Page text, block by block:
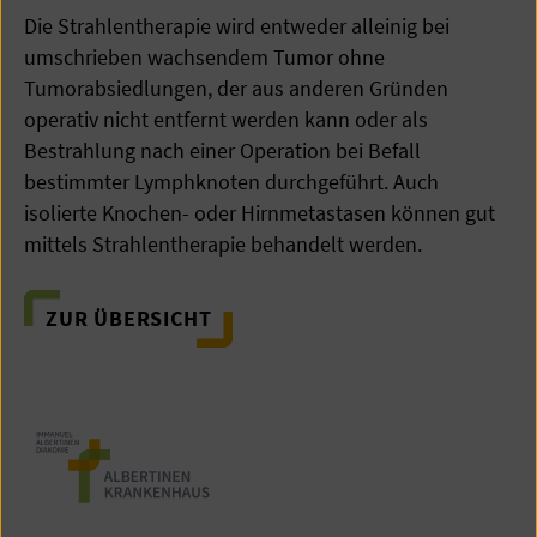
Die Strahlentherapie wird entweder alleinig bei
umschrieben wachsendem Tumor ohne
Tumorabsiedlungen, der aus anderen Gründen
operativ nicht entfernt werden kann oder als
Bestrahlung nach einer Operation bei Befall
bestimmter Lymphknoten durchgeführt. Auch
isolierte Knochen- oder Hirnmetastasen können gut
mittels Strahlentherapie behandelt werden.
ZUR ÜBERSICHT